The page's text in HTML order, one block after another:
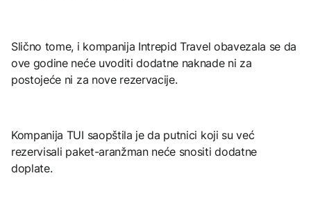
Slično tome, i kompanija Intrepid Travel obavezala se da
ove godine neće uvoditi dodatne naknade ni za
postojeće ni za nove rezervacije.
Kompanija TUI saopštila je da putnici koji su već
rezervisali paket-aranžman neće snositi dodatne
doplate.